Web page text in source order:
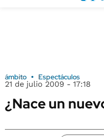
ámbito Espectáculos
21 de julio 2009 - 17:18
¿Nace un